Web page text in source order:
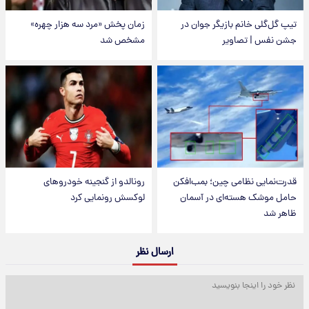
تیپ گل‌گلی خانم بازیگر جوان در
جشن نفس | تصاویر
زمان پخش «مرد سه هزار چهره»
مشخص شد
قدرت‌نمایی نظامی چین؛ بمب‌افکن
حامل موشک هسته‌ای در آسمان
ظاهر شد
رونالدو از گنجینه خودروهای
لوکسش رونمایی کرد
ارسال نظر